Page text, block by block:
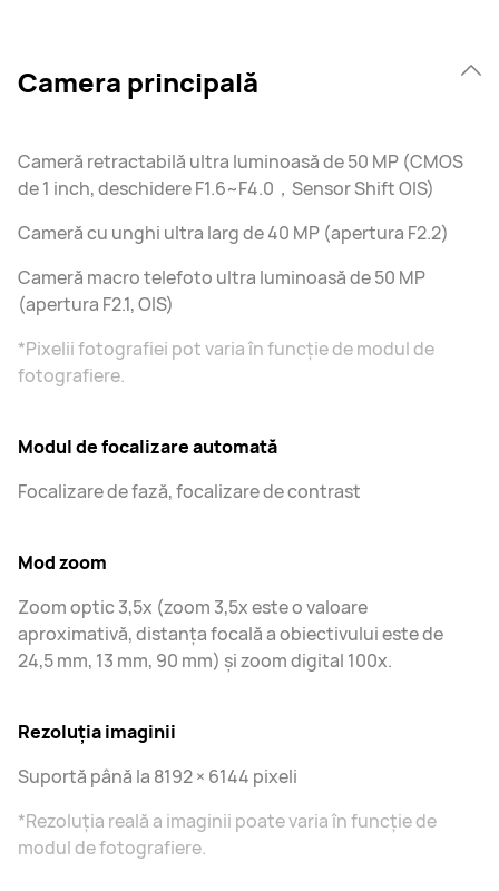
Camera principală
Cameră retractabilă ultra luminoasă de 50 MP (CMOS
de 1 inch, deschidere F1.6~F4.0，Sensor Shift OIS)
Cameră cu unghi ultra larg de 40 MP (apertura F2.2)
Cameră macro telefoto ultra luminoasă de 50 MP
(apertura F2.1, OIS)
*Pixelii fotografiei pot varia în funcție de modul de
fotografiere.
Modul de focalizare automată
Focalizare de fază, focalizare de contrast
Mod zoom
Zoom optic 3,5x (zoom 3,5x este o valoare
aproximativă, distanța focală a obiectivului este de
24,5 mm, 13 mm, 90 mm) și zoom digital 100x.
Rezoluția imaginii
Suportă până la 8192 × 6144 pixeli
*Rezoluția reală a imaginii poate varia în funcție de
modul de fotografiere.